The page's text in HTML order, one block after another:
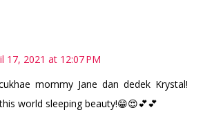
17, 2021 at 12:07 PM
mommy Jane dan dedek Krystal!
world sleeping beauty!😁😍💕💕